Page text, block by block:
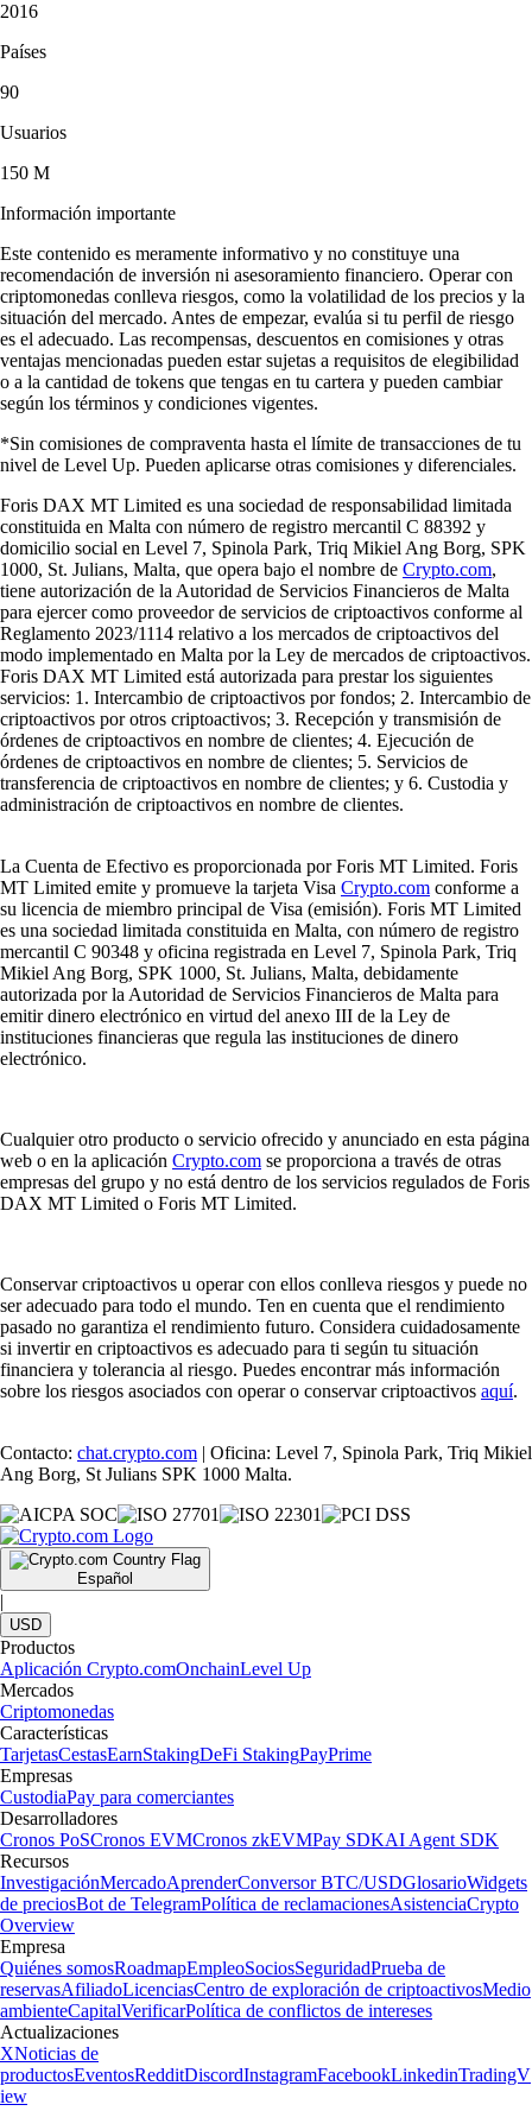
2016
Países
90
Usuarios
150 M
Información importante
Este contenido es meramente informativo y no constituye una
recomendación de inversión ni asesoramiento financiero. Operar con
criptomonedas conlleva riesgos, como la volatilidad de los precios y la
situación del mercado. Antes de empezar, evalúa si tu perfil de riesgo
es el adecuado. Las recompensas, descuentos en comisiones y otras
ventajas mencionadas pueden estar sujetas a requisitos de elegibilidad
o a la cantidad de tokens que tengas en tu cartera y pueden cambiar
según los términos y condiciones vigentes.
*Sin comisiones de compraventa hasta el límite de transacciones de tu
nivel de Level Up. Pueden aplicarse otras comisiones y diferenciales.
Foris DAX MT Limited es una sociedad de responsabilidad limitada
constituida en Malta con número de registro mercantil C 88392 y
domicilio social en Level 7, Spinola Park, Triq Mikiel Ang Borg, SPK
1000, St. Julians, Malta, que opera bajo el nombre de Crypto.com,
tiene autorización de la Autoridad de Servicios Financieros de Malta
para ejercer como proveedor de servicios de criptoactivos conforme al
Reglamento 2023/1114 relativo a los mercados de criptoactivos del
modo implementado en Malta por la Ley de mercados de criptoactivos.
Foris DAX MT Limited está autorizada para prestar los siguientes
servicios: 1. Intercambio de criptoactivos por fondos; 2. Intercambio de
criptoactivos por otros criptoactivos; 3. Recepción y transmisión de
órdenes de criptoactivos en nombre de clientes; 4. Ejecución de
órdenes de criptoactivos en nombre de clientes; 5. Servicios de
transferencia de criptoactivos en nombre de clientes; y 6. Custodia y
administración de criptoactivos en nombre de clientes.
La Cuenta de Efectivo es proporcionada por Foris MT Limited. Foris
MT Limited emite y promueve la tarjeta Visa Crypto.com conforme a
su licencia de miembro principal de Visa (emisión). Foris MT Limited
es una sociedad limitada constituida en Malta, con número de registro
mercantil C 90348 y oficina registrada en Level 7, Spinola Park, Triq
Mikiel Ang Borg, SPK 1000, St. Julians, Malta, debidamente
autorizada por la Autoridad de Servicios Financieros de Malta para
emitir dinero electrónico en virtud del anexo III de la Ley de
instituciones financieras que regula las instituciones de dinero
electrónico.
Cualquier otro producto o servicio ofrecido y anunciado en esta página
web o en la aplicación Crypto.com se proporciona a través de otras
empresas del grupo y no está dentro de los servicios regulados de Foris
DAX MT Limited o Foris MT Limited.
Conservar criptoactivos u operar con ellos conlleva riesgos y puede no
ser adecuado para todo el mundo. Ten en cuenta que el rendimiento
pasado no garantiza el rendimiento futuro. Considera cuidadosamente
si invertir en criptoactivos es adecuado para ti según tu situación
financiera y tolerancia al riesgo. Puedes encontrar más información
sobre los riesgos asociados con operar o conservar criptoactivos aquí.
Contacto: chat.crypto.com | Oficina: Level 7, Spinola Park, Triq Mikiel
Ang Borg, St Julians SPK 1000 Malta.
Español
|
USD
Productos
Aplicación Crypto.comOnchainLevel Up
Mercados
Criptomonedas
Características
TarjetasCestasEarnStakingDeFi StakingPayPrime
Empresas
CustodiaPay para comerciantes
Desarrolladores
Cronos PoSCronos EVMCronos zkEVMPay SDKAI Agent SDK
Recursos
InvestigaciónMercadoAprenderConversor BTC/USDGlosarioWidgets
de preciosBot de TelegramPolítica de reclamacionesAsistenciaCrypto
Overview
Empresa
Quiénes somosRoadmapEmpleoSociosSeguridadPrueba de
reservasAfiliadoLicenciasCentro de exploración de criptoactivosMedio
ambienteCapitalVerificarPolítica de conflictos de intereses
Actualizaciones
XNoticias de
productosEventosRedditDiscordInstagramFacebookLinkedinTradingV
iew